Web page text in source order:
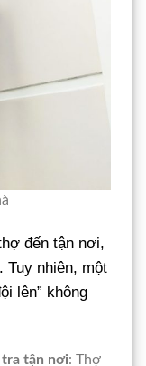
đến tận nơi,
Tuy nhiên, một
lên” không
tra tận nơi: Thợ